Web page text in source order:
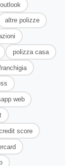
outlook
altre polizze
polizza casa
web
score